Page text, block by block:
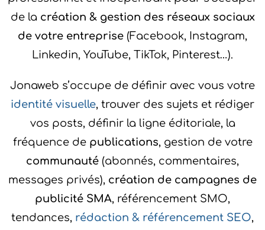
de la création & gestion des réseaux sociaux
de votre entreprise (Facebook, Instagram,
Linkedin, YouTube, TikTok, Pinterest…).
Jonaweb s’occupe de définir avec vous votre
identité visuelle, trouver des sujets et rédiger
vos posts, définir la ligne éditoriale, la
fréquence de publications, gestion de votre
communauté (abonnés, commentaires,
messages privés), création de campagnes de
publicité SMA, référencement SMO,
tendances, rédaction & référencement SEO,